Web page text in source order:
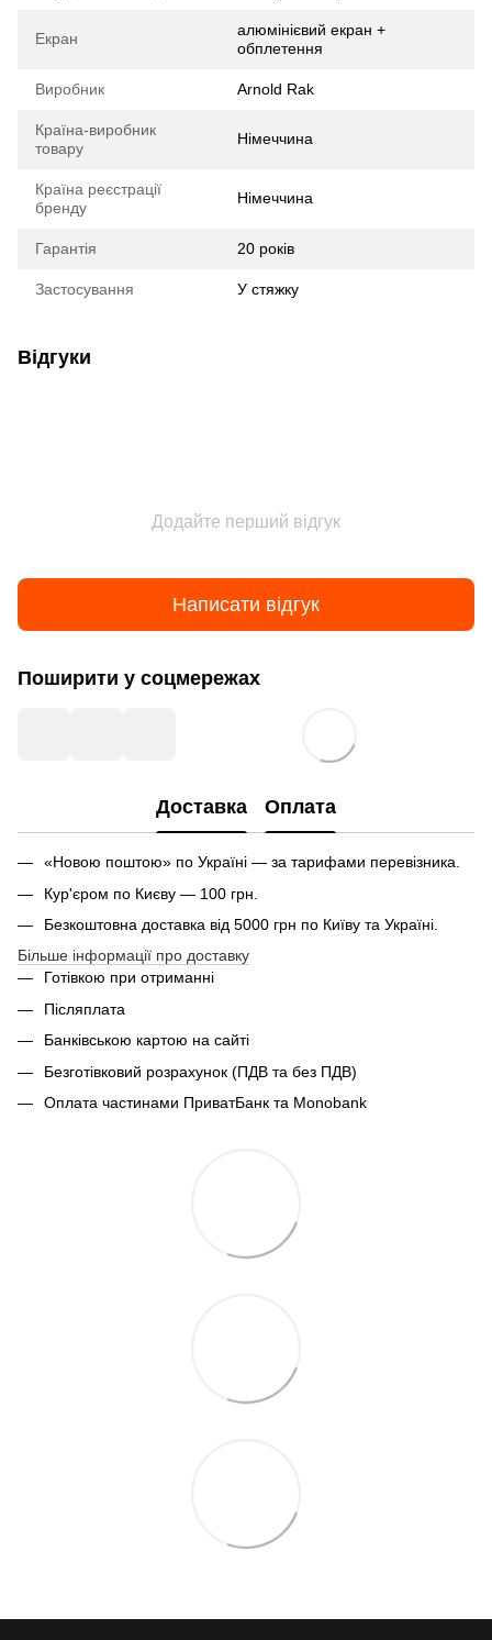
Екран
алюмінієвий екран +
обплетення
Виробник Arnold Rak
Країна-виробник
товару
Німеччина
Країна реєстрації
бренду
Німеччина
Гарантія 20 років
Застосування У стяжку
Відгуки
Додайте перший відгук
Написати відгук
Поширити у соцмережах
Доставка Оплата
«Новою поштою» по Україні — за тарифами перевізника.
Кур'єром по Києву — 100 грн.
Безкоштовна доставка від 5000 грн по Київу та Україні.
Більше інформації про доставку
Готівкою при отриманні
Післяплата
Банківською картою на сайті
Безготівковий розрахунок (ПДВ та без ПДВ)
Оплата частинами ПриватБанк та Monobank